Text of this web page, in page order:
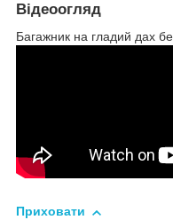
Відеоогляд
Багажник на гладий дах
Приховати